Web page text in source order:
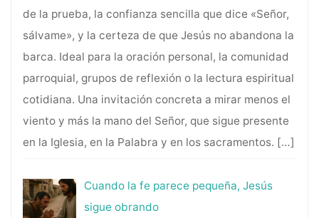
de la prueba, la confianza sencilla que dice «Señor,
sálvame», y la certeza de que Jesús no abandona la
barca. Ideal para la oración personal, la comunidad
parroquial, grupos de reflexión o la lectura espiritual
cotidiana. Una invitación concreta a mirar menos el
viento y más la mano del Señor, que sigue presente
en la Iglesia, en la Palabra y en los sacramentos. […]
Cuando la fe parece pequeña, Jesús
sigue obrando